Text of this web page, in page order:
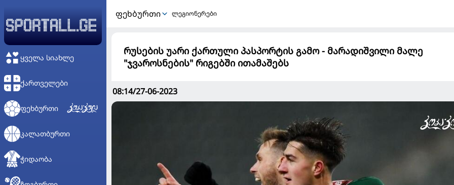
ᲧᲕᲔᲚᲐ ᲡᲘᲐᲮᲚᲔ
ᲥᲐᲠᲗᲕᲔᲚᲔᲑᲘ
ᲤᲔᲮᲑᲣᲠᲗᲘ
ᲙᲐᲚᲐᲗᲑᲣᲠᲗᲘ
ᲭᲘᲓᲐᲝᲑᲐ
ᲤᲔᲮᲑᲣᲠᲗᲘ ლეგიონერები
რუსების უარი ქართული პასპორტის გამო - მარადიშვილი მალე
"ჯვაროსნების" რიგებში ითამაშებს
08:14/27-06-2023